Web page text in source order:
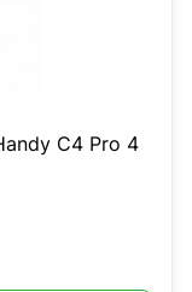
C4 Pro 4